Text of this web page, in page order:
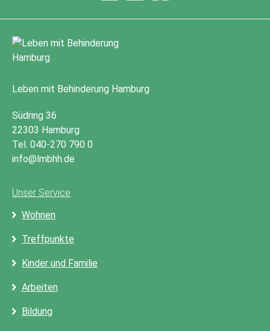
Leben mit Behinderung Hamburg
Südring 36
22303 Hamburg
Tel. 040-270 790 0
info@lmbhh.de
Unser Service
Wohnen
Treffpunkte
Kinder und Familie
Arbeiten
Bildung